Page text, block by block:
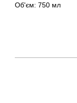
Об'єм: 750 мл